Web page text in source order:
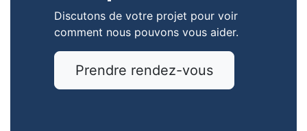
Discutons de votre projet pour voir
comment nous pouvons vous aider.
Prendre rendez-vous